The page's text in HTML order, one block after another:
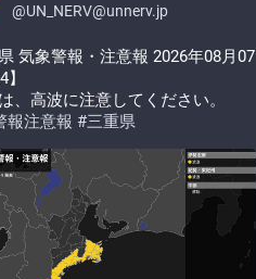
@UN_NERV@unnerv.jp
県 気象警報・注意報 2026年08月07
、高波に注意してください。
報注意報 #三重県